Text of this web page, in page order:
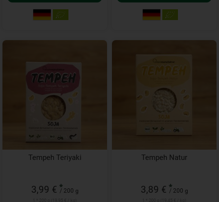
Tempeh Teriyaki
3,99 € *
/ 200 g
Tempeh Natur
3,89 € *
/ 200 g